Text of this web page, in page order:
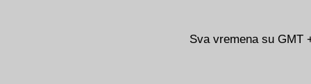
Sva vremena su GMT